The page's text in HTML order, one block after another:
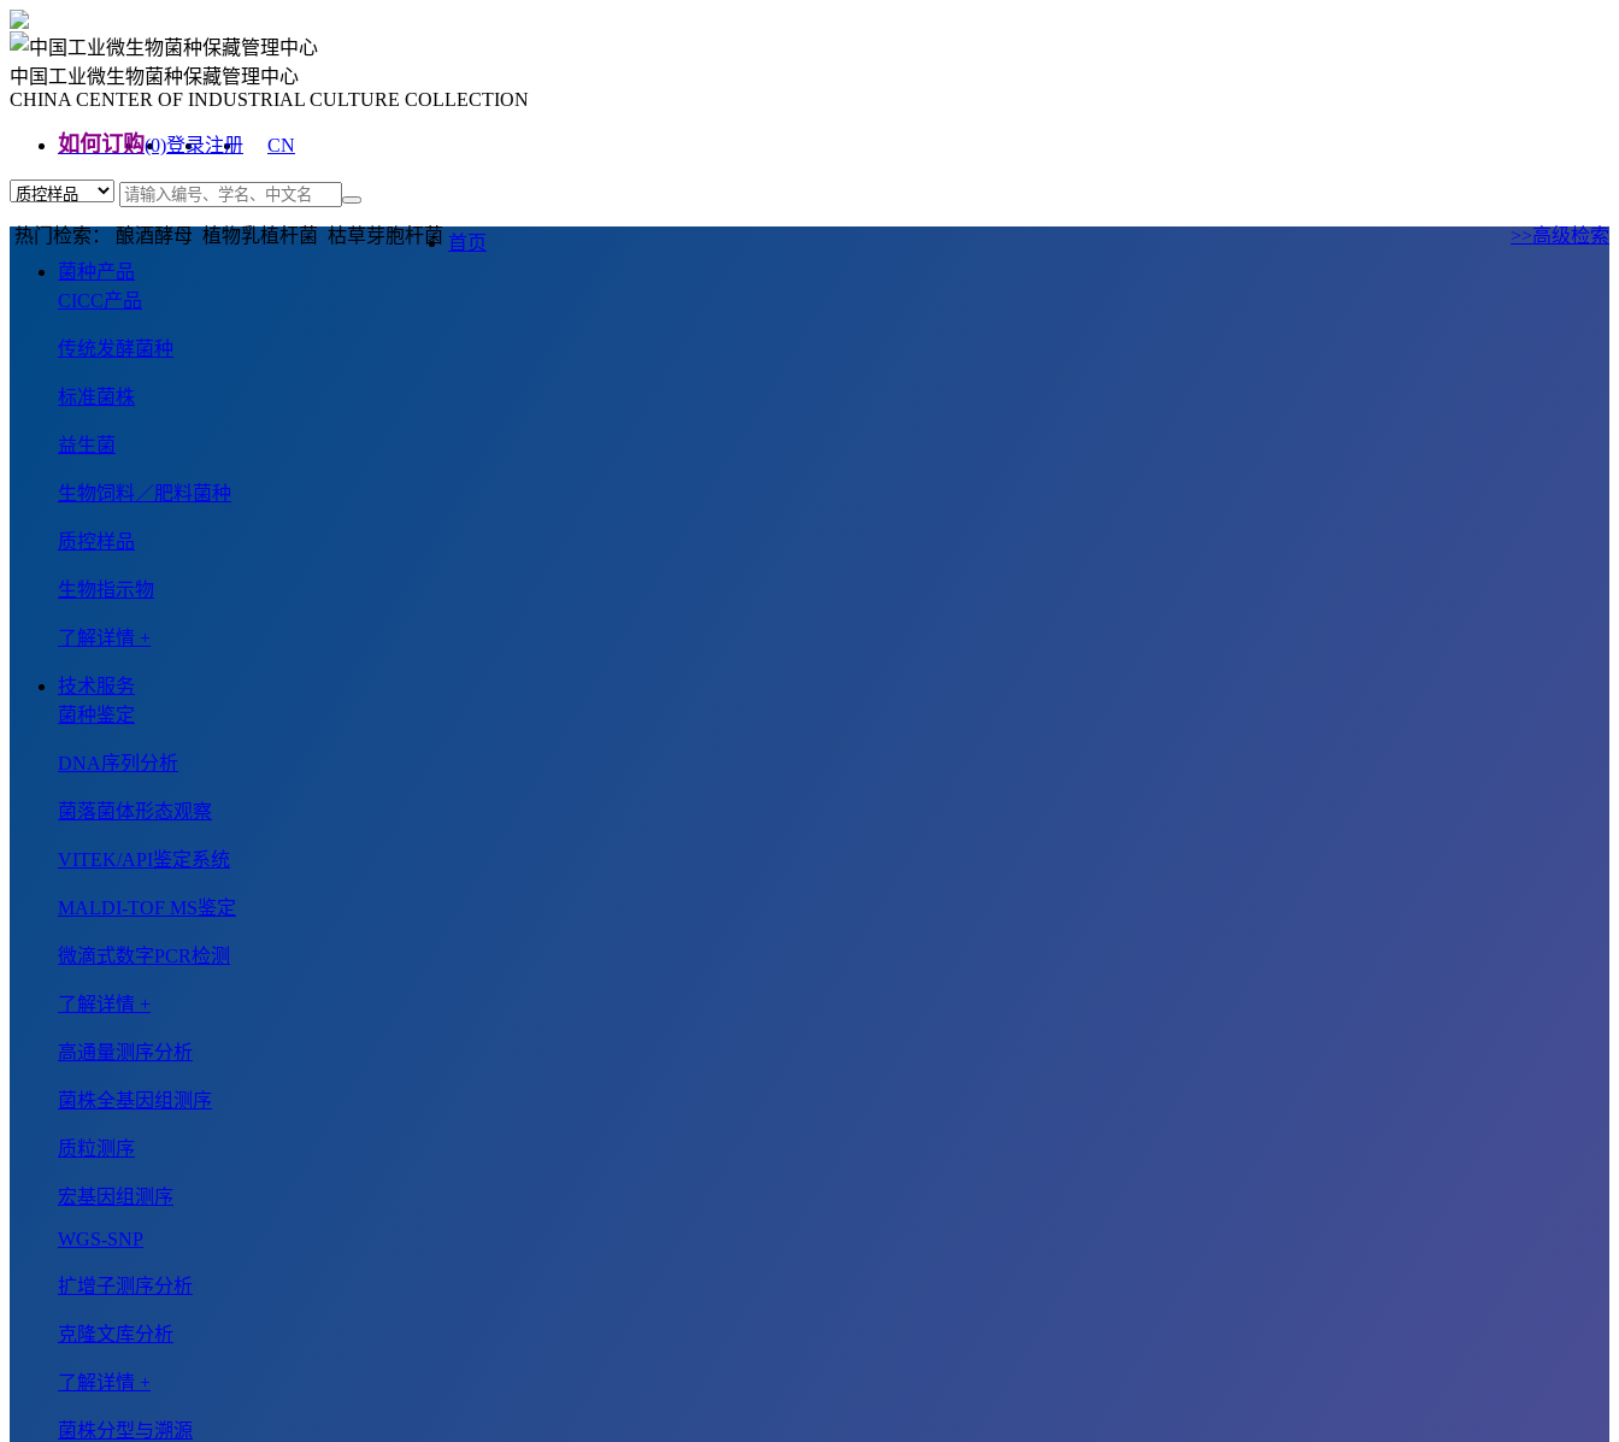
中国工业微生物菌种保藏管理中心
CHINA CENTER OF INDUSTRIAL CULTURE COLLECTION
如何订购(0)登录注册
CN
热门检索： 酿酒酵母 植物乳植杆菌 枯草芽胞杆菌 >>高级检索
首页
菌种产品
CICC产品
传统发酵菌种
标准菌株
益生菌
生物饲料／肥料菌种
质控样品
生物指示物
了解详情 +
技术服务
菌种鉴定
DNA序列分析
菌落菌体形态观察
VITEK/API鉴定系统
MALDI-TOF MS鉴定
微滴式数字PCR检测
了解详情 +
高通量测序分析
菌株全基因组测序
质粒测序
宏基因组测序
WGS-SNP
扩增子测序分析
克隆文库分析
了解详情 +
菌株分型与溯源